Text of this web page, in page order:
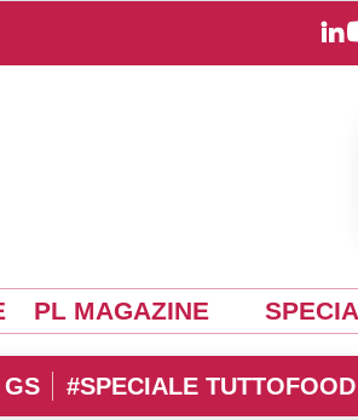
PL MAGAZINE
#SPECIALE